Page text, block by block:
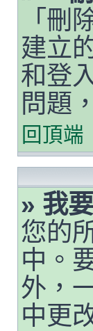
「刪
建立
和登
問題
回頂端
» 我
您的
中。
外，
中更